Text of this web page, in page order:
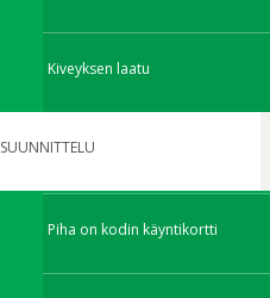
Kiveyksen laatu
SUUNNITTELU
Piha on kodin käyntikortti